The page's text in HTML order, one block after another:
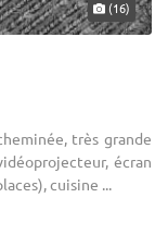
(16)
très grande
écran
cuisine ...